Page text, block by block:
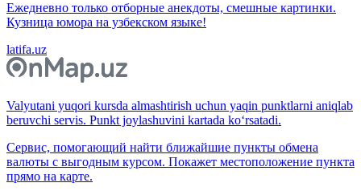
Ежедневно только отборные анекдоты, смешные картинки.
Кузница юмора на узбекском языке!
latifa.uz
Valyutani yuqori kursda almashtirish uchun yaqin punktlarni aniqlab
beruvchi servis. Punkt joylashuvini kartada ko‘rsatadi.
Сервис, помогающий найти ближайшие пункты обмена
валюты с выгодным курсом. Покажет местоположение пункта
прямо на карте.